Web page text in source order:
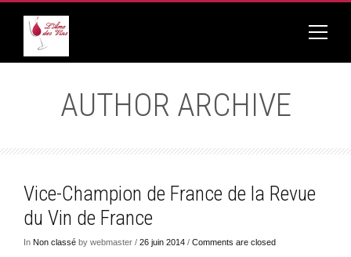
AUTHOR ARCHIVE
Vice-Champion de France de la Revue
du Vin de France
In Non classé by webmaster / 26 juin 2014 / Comments are closed